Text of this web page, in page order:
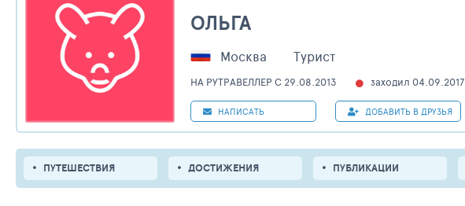
ОЛЬГА
Москва Турист
НА РУТРАВЕЛЛЕР C 29.08.2013 заходил 04.09.2017
НАПИСАТЬ ДОБАВИТЬ В ДРУЗЬЯ
ПУТЕШЕСТВИЯ ДОСТИЖЕНИЯ ПУБЛИКАЦИИ